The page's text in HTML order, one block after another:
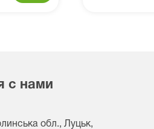
с нами
обл., Луцьк,